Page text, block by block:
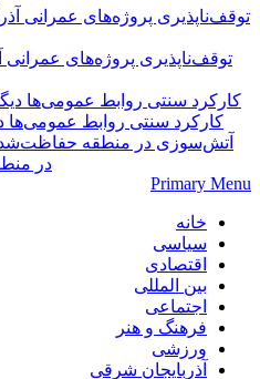
توقف‌ناپذیری پروژه‌های
کارکرد سنتی روابط عمومی‌ها
در
Primary Menu
خانه
سیاسی
اقتصادی
بین المللی
اجتماعی
فرهنگ و هنر
ورزشی
آذربایجان شرقی